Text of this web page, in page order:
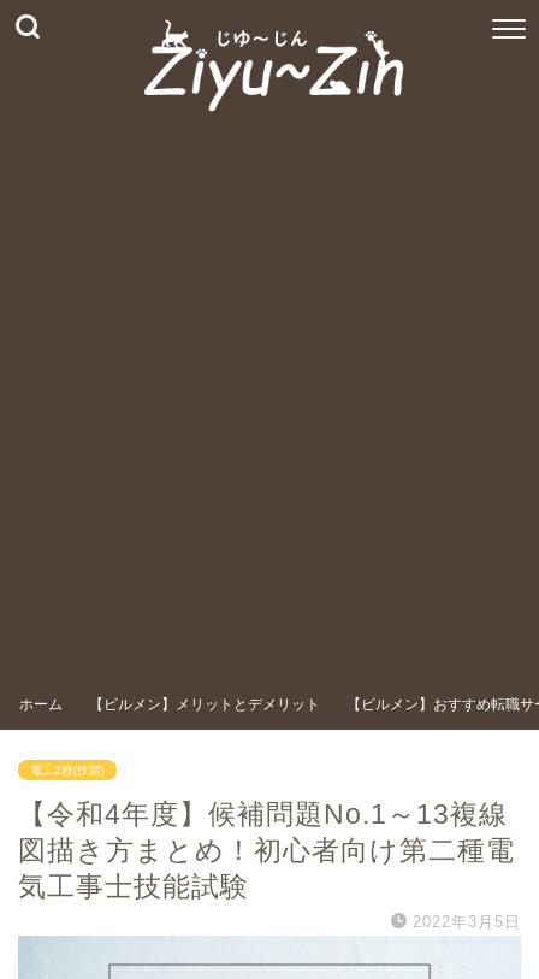
ホーム 【ビルメン】メリットとデメリット 【ビルメン】おすすめ転職サ
電工2種(技能)
【令和4年度】候補問題No.1～13複線
図描き方まとめ！初心者向け第二種電
気工事士技能試験
2022年3月5日